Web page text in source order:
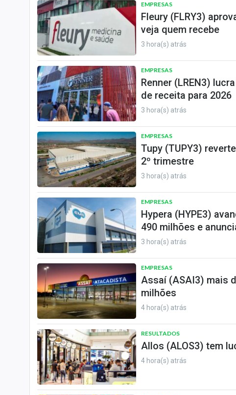
EMPRESAS
Fleury (FLRY3)
veja quem recebe
3 hora(s) atrás
EMPRESAS
Renner (LREN3)
de receita para 2026
3 hora(s) atrás
EMPRESAS
Tupy (TUPY3)
2º trimestre
3 hora(s) atrás
EMPRESAS
Hypera (HYPE3)
490 milhões e
3 hora(s) atrás
EMPRESAS
Assaí (ASAI3) mais
milhões
4 hora(s) atrás
RESULTADOS
Allos (ALOS3) tem
4 hora(s) atrás